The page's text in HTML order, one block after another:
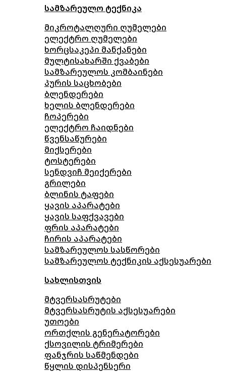
სამზარეულო ტექნიკა
მიკროტალღური ღუმელები
ელექტრო ღუმელები
ხორცსაკეპი მანქანები
მულტისახარში ქვაბები
სამზარეულოს კომბაინები
პურის საცხობები
ბლენდერები
ხელის ბლენდერები
ჩოპერები
ელექტრო ჩაიდნები
წვენსაწურები
მიქსერები
ტოსტერები
სენდვიჩ მეიქერები
გრილები
ბლინის ტაფები
ყავის აპარატები
ყავის საფქვავები
ფრის აპარატები
ჩირის აპარატები
სამზარეულოს სასწორები
სამზარეულოს ტექნიკის აქსესუარები
სახლისთვის
მტვერსასრუტები
მტვერსასრუტის აქსესუარები
უთოები
ორთქლის გენერატორები
ქსოვილის ტრიმერები
ფანჯრის საწმენდები
წყლის დისპენსერი